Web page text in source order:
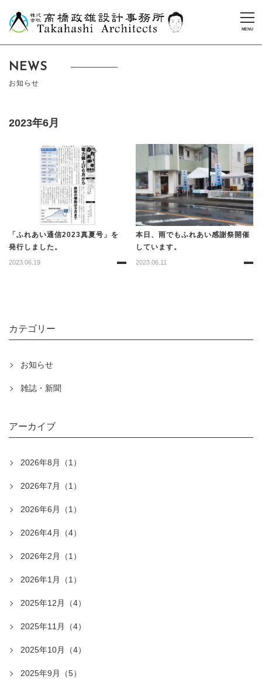
NEWS
お知らせ
2023年6月
「ふれあい通信2023真夏号」を
発行しました。
2023.06.19
本日、雨でもふれあい感謝祭開催
しています。
2023.06.11
カテゴリー
お知らせ
雑誌・新聞
アーカイブ
2026年8月（1）
2026年7月（1）
2026年6月（1）
2026年4月（4）
2026年2月（1）
2026年1月（1）
2025年12月（4）
2025年11月（4）
2025年10月（4）
2025年9月（5）